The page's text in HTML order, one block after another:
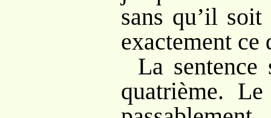
sans qu’il
exactement ce
La
quatrième.